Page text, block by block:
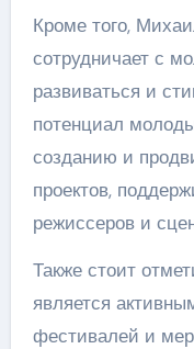
Кроме того,
сотрудничает с
развиваться и
потенциал
созданию и
проектов,
режиссеров и
Также стоит
является
фестивалей и